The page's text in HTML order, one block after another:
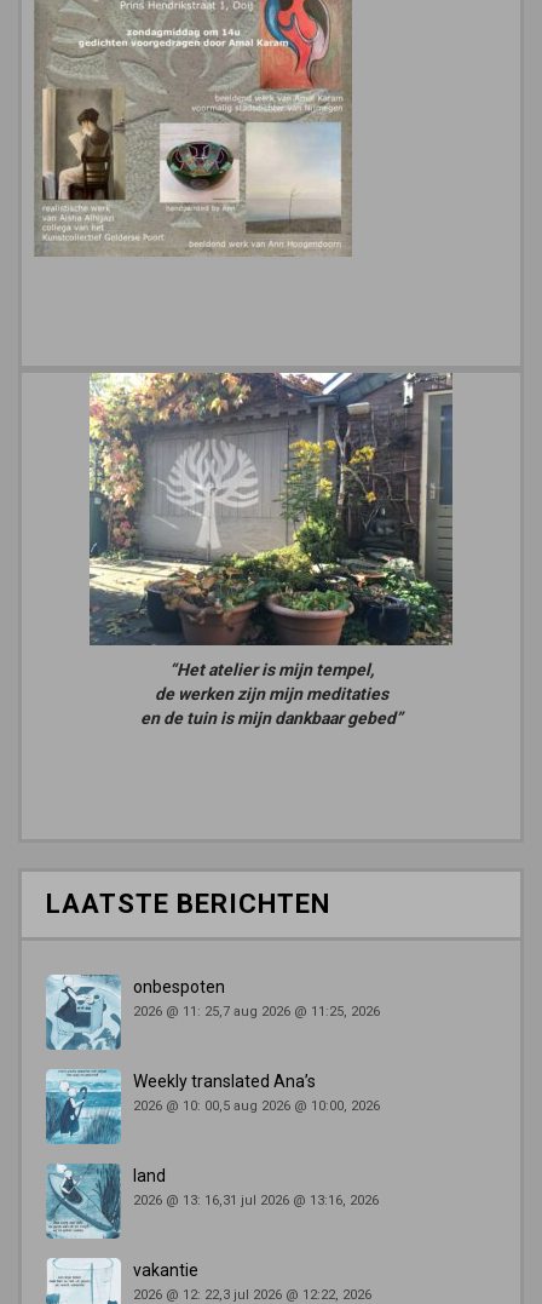
“Het atelier is mijn tempel,
de werken zijn mijn meditaties
en de tuin is mijn dankbaar gebed”
LAATSTE BERICHTEN
onbespoten
2026 @ 11: 25,7 aug 2026 @ 11:25, 2026
Weekly translated Ana’s
2026 @ 10: 00,5 aug 2026 @ 10:00, 2026
land
2026 @ 13: 16,31 jul 2026 @ 13:16, 2026
vakantie
2026 @ 12: 22,3 jul 2026 @ 12:22, 2026